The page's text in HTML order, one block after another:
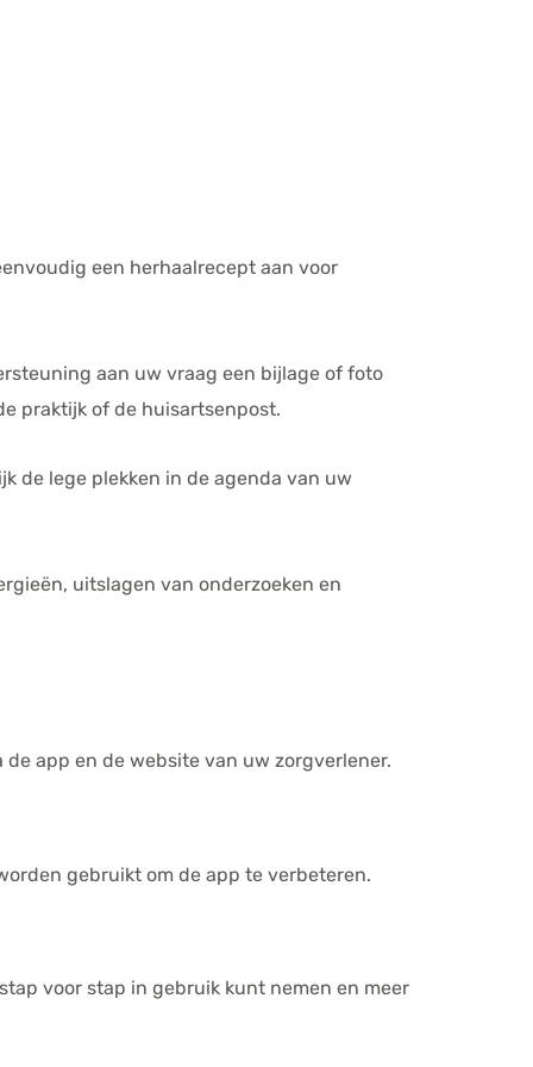
een herhaalrecept aan voor
aan uw vraag een bijlage of foto
praktijk of de huisartsenpost.
de lege plekken in de agenda van uw
uitslagen van onderzoeken en
de app en de website van uw zorgverlener.
gebruikt om de app te verbeteren.
voor stap in gebruik kunt nemen en meer